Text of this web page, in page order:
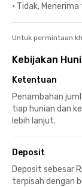
• Tidak,
Untuk permintaan
Kebijakan
Ketentuan
Penambahan
tiap hunian dan
lebih lanjut.
Deposit
Deposit sebesar
terpisah dengan